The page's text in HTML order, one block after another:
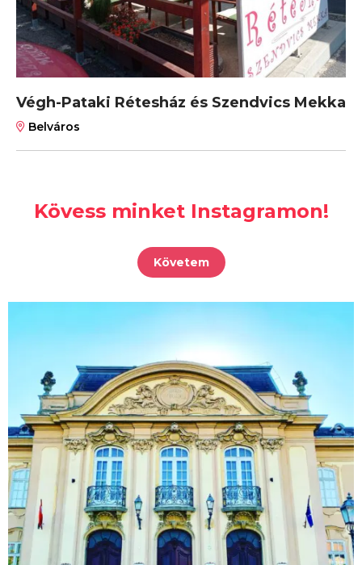
Végh-Pataki Rétesház és Szendvics Mekka
Belváros
Kövess minket Instagramon!
Követem